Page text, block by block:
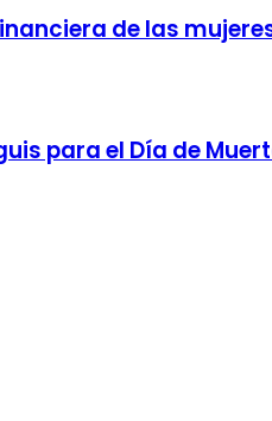
de las
para el Día de